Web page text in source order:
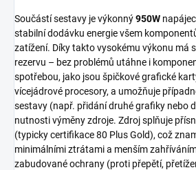
Součástí sestavy je výkonný950W
stabilní dodávku energie všem
zatížení. Díky takto vysokému výkonu má
rezervu – bez problémů utáhne i
spotřebou, jako jsou špičkové grafické
vícejádrové procesory, a umožňuje
sestavy (např. přidání druhé grafiky nebo
nutnosti výměny zdroje. Zdroj splňuje
(typicky certifikace 80 Plus Gold), což
minimálními ztrátami a menším
zabudované ochrany (proti přepětí,